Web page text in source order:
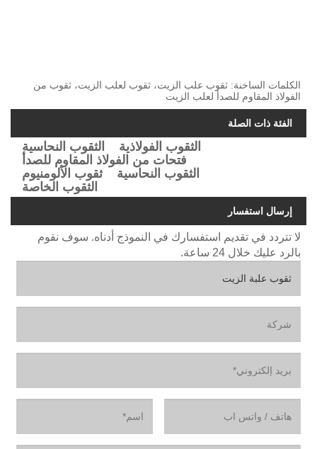
الكلمات الساخنة: ثقوب علب الزيت، ثقوب لعلب الزيت، ثقوب من
الفولاذ المقاوم للصدأ لعلب الزيت
الفئة ذات الصلة
الثقوب النحاسية
الثقوب الفولاذية
فتحات من الفولاذ المقاوم للصدأ
ثقوب الألومنيوم
الثقوب النحاسية
الثقوب الخاصة
إرسال استفسار
لا تتردد في تقديم استفسارك في النموذج أدناه. سوف نقوم
بالرد عليك خلال 24 ساعة.